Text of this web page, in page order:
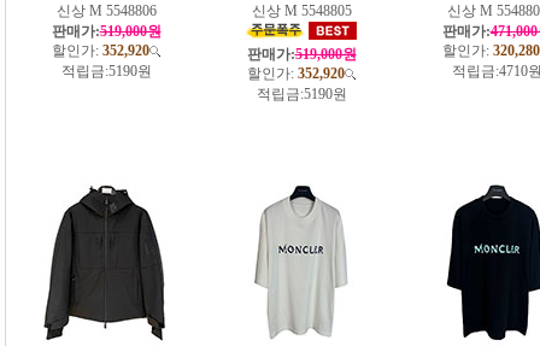
신상 M 5548806
판매가:519,000원
할인가: 352,920
적립금:5190원
신상 M 5548805
판매가:519,000원
할인가: 352,920
적립금:5190원
신상 M
판매가:
할인가: 320,280
적립금:4710